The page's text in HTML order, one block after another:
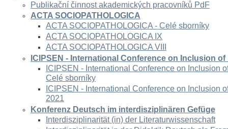
Publikační činnost akademických pracovníků PdF
ACTA SOCIOPATHOLOGICA
ACTA SOCIOPATHOLOGICA - Celé sborníky
ACTA SOCIOPATHOLOGICA IX
ACTA SOCIOPATHOLOGICA VIII
ICIPSEN - International Conference on Inclusion
ICIPSEN - International Conference on Inclusion
Celé sborníky
ICIPSEN - International Conference on Inclusion
2021
Konferenz Deutsch im interdisziplinären Gefüge
Interdisziplinarität (in) der Literaturwissenschaft